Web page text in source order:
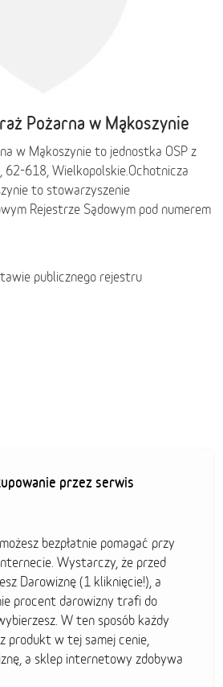
Pożarna w Mąkoszynie
w Mąkoszynie to jednostka OSP z
62-618, Wielkopolskie.Ochotnicza
to stowarzyszenie
Rejestrze Sądowym pod numerem
publicznego rejestru
przez serwis
bezpłatnie pomagać przy
Wystarczy, że przed
Darowiznę (1 kliknięcie!), a
procent darowizny trafi do
W ten sposób każdy
produkt w tej samej cenie,
a sklep internetowy zdobywa